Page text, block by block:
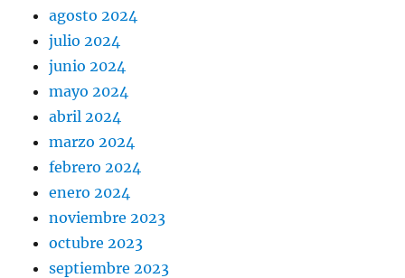
agosto 2024
julio 2024
junio 2024
mayo 2024
abril 2024
marzo 2024
febrero 2024
enero 2024
noviembre 2023
octubre 2023
septiembre 2023